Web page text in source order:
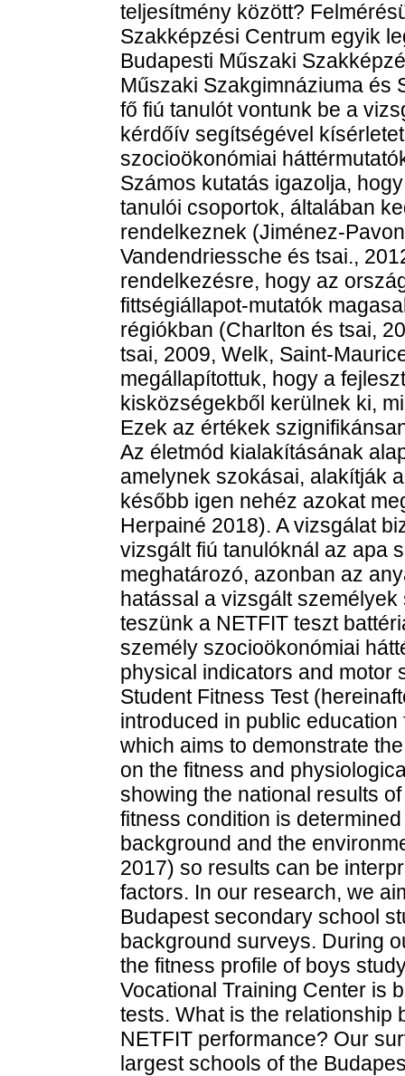
teljesítmény között?
Szakképzési Centrum egyik
Budapesti Műszaki
Műszaki Szakgimnáziuma és
fő fiú tanulót vontunk be a
kérdőív segítségével
szocioökonómiai
Számos kutatás igazolja,
tanulói csoportok, általában
rendelkeznek (Jiménez-
Vandendriessche és tsai.,
rendelkezésre, hogy az
fittségiállapot-mutatók
régiókban (Charlton és tsai,
tsai, 2009, Welk, Saint-
megállapítottuk, hogy a
kisközségekből kerülnek ki,
Ezek az értékek
Az életmód kialakításának
amelynek szokásai, alakítják
később igen nehéz azokat
Herpainé 2018). A vizsgálat
vizsgált fiú tanulóknál az apa
meghatározó, azonban az
hatással a vizsgált
teszünk a NETFIT teszt
személy szocioökonómiai
physical indicators and motor
Student Fitness Test
introduced in public
which aims to demonstrate
on the fitness and
showing the national results
fitness condition is
background and the
2017) so results can be
factors. In our research, we
Budapest secondary school
background surveys. During
the fitness profile of boys
Vocational Training Center is
tests. What is the relationship
NETFIT performance? Our
largest schools of the